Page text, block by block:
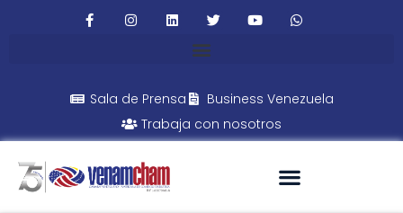
Sala de Prensa
Business Venezuela
Trabaja con nosotros